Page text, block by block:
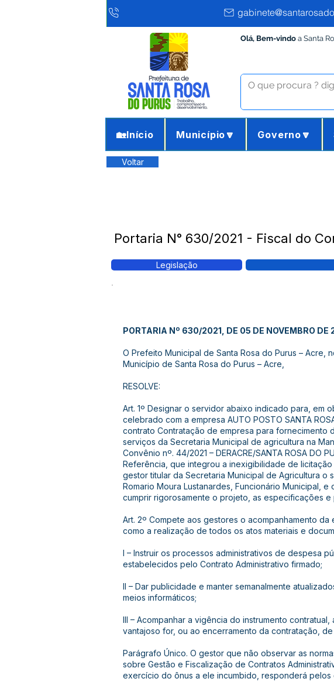
Olá, Bem-vindo a Santa
🏡Início Município🔽 Governo🔽
Voltar
Portaria N° 630/2021 - Fiscal do
Legislação
PORTARIA Nº 630/2021, DE 05 DE NOVEMBRO DE
O Prefeito Municipal de Santa Rosa do Purus –
Município de Santa Rosa do Purus – Acre,
RESOLVE:
Art. 1º Designar o servidor abaixo indicado para, em
celebrado com a empresa AUTO POSTO SANTA
contrato Contratação de empresa para
serviços da Secretaria Municipal de agricultura na
Convênio nº. 44/2021 – DERACRE/SANTA ROSA DO
Referência, que integrou a inexigibilidade de
gestor titular da Secretaria Municipal de Agricultura
Romario Moura Lustanardes, Funcionário Municipal,
cumprir rigorosamente o projeto, as especificações e
Art. 2º Compete aos gestores o acompanhamento
como a realização de todos os atos materiais e
I – Instruir os processos administrativos de despesa
estabelecidos pelo Contrato Administrativo firmado;
II – Dar publicidade e manter semanalmente
meios informáticos;
III – Acompanhar a vigência do instrumento
vantajoso for, ou ao encerramento da contratação,
Parágrafo Único. O gestor que não observar as
sobre Gestão e Fiscalização de Contratos
exercício do ônus a ele incumbido, responderá pelos